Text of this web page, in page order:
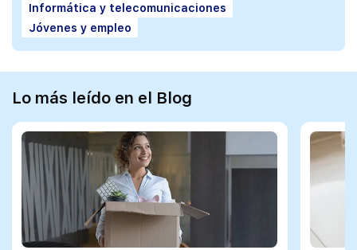
Informática y telecomunicaciones
Jóvenes y empleo
Lo más leído en el Blog